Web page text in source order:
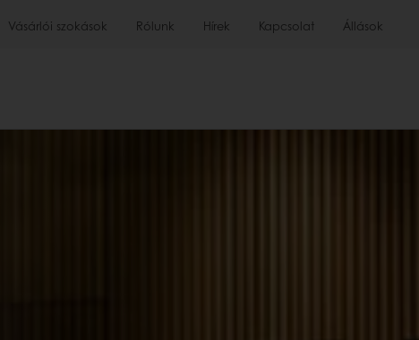
Vásárlói szokások Rólunk Hírek Kapcsolat Állások